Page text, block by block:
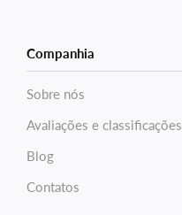
Companhia
Sobre nós
Avaliações e classificações
Blog
Contatos